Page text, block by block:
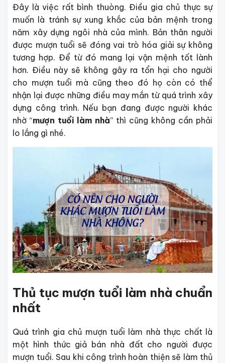
Đây là việc rất bình thuòng. Điều gia chủ thực sự
muốn là tránh sự xung khắc của bản mệnh trong
năm xây dựng ngôi nhà của mình. Bản thân người
được mượn tuổi sẽ đóng vai trò hóa giải sự không
tương hợp. Để từ đó mang lại vận mệnh tốt lành
hơn. Điều này sẽ không gây ra tổn hại cho người
cho mượn tuổi mà cũng theo đó họ còn có thể
nhận lại được những điều may mắn từ quá trình xây
dựng công trình. Nếu bạn đang được người khác
nhờ “mượn tuổi làm nhà” thì cũng không cần phải
lo lắng gì nhé.
Thủ tục mượn tuổi làm nhà chuẩn
nhất
Quá trình gia chủ mượn tuổi làm nhà thực chất là
một hình thức giả bán nhà đất cho người được
mượn tuổi. Sau khi công trình hoàn thiện sẽ làm thủ